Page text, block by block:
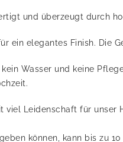
und überzeugt durch
ein elegantes Finish. Die
Wasser und keine
Leidenschaft für unser
können, kann bis zu